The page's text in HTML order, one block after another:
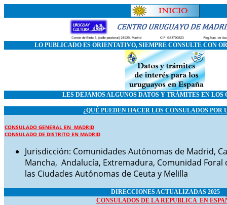
LO PUBLICADO ES ORIENTATIVO, SIEMPRE CONSULTE CON
LES DEJAMOS ALGUNOS DATOS Y TRÁMITES EN LOS
¿QUÉ PUEDEN HACER LOS CONSULADOS POR
CONSULADO GENERAL EN MADRID
CONSULADO DE DISTRITO EN MADRID
Jurisdicción: Comunidades Autónomas de Madrid,
Mancha, Andalucía, Extremadura, Comunidad Foral
las Ciudades Autónomas de Ceuta y Melilla
DIRECCIONES ACTUALIZADAS 2025
CONSULADOS DE LA REPUBLICA EN